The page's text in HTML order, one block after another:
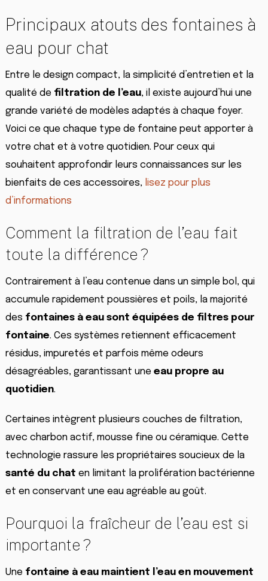
Principaux atouts des fontaines à
eau pour chat
Entre le design compact, la simplicité d’entretien et la
qualité de filtration de l’eau, il existe aujourd’hui une
grande variété de modèles adaptés à chaque foyer.
Voici ce que chaque type de fontaine peut apporter à
votre chat et à votre quotidien. Pour ceux qui
souhaitent approfondir leurs connaissances sur les
bienfaits de ces accessoires, lisez pour plus
d’informations
Comment la filtration de l’eau fait
toute la différence ?
Contrairement à l’eau contenue dans un simple bol, qui
accumule rapidement poussières et poils, la majorité
des fontaines à eau sont équipées de filtres pour
fontaine. Ces systèmes retiennent efficacement
résidus, impuretés et parfois même odeurs
désagréables, garantissant une eau propre au
quotidien.
Certaines intègrent plusieurs couches de filtration,
avec charbon actif, mousse fine ou céramique. Cette
technologie rassure les propriétaires soucieux de la
santé du chat en limitant la prolifération bactérienne
et en conservant une eau agréable au goût.
Pourquoi la fraîcheur de l’eau est si
importante ?
Une fontaine à eau maintient l’eau en mouvement